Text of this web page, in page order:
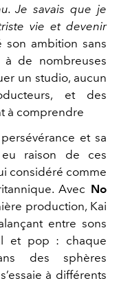
Je savais que je
vie et devenir
son ambition sans
de nombreuses
un studio, aucun
et des
à comprendre
et sa
raison de ces
considéré comme
Avec No
production, Kai
entre sons
et pop : chaque
des sphères
à différents